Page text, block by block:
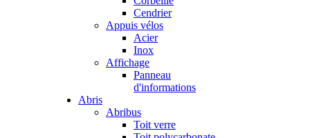
Cendrier
Appuis vélos
Acier
Inox
Affichage
Panneau
d'informations
Abris
Abribus
Toit verre